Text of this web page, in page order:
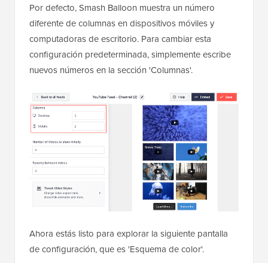
Por defecto, Smash Balloon muestra un número
diferente de columnas en dispositivos móviles y
computadoras de escritorio. Para cambiar esta
configuración predeterminada, simplemente escribe
nuevos números en la sección 'Columnas'.
Ahora estás listo para explorar la siguiente pantalla
de configuración, que es 'Esquema de color'.